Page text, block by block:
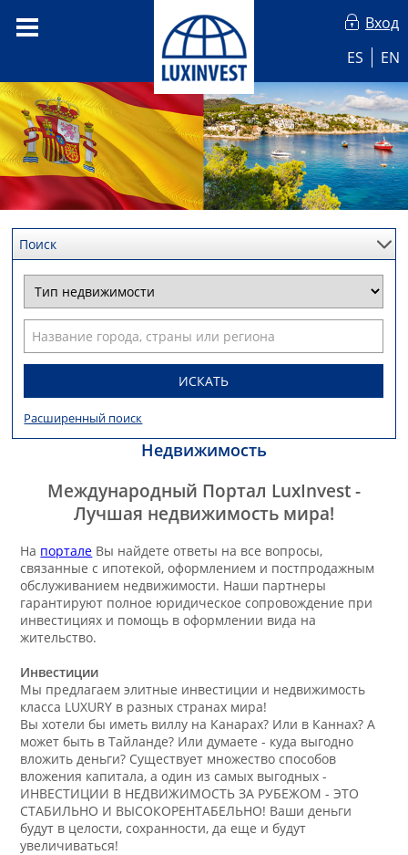
Вход
ES
EN
Поиск
ИСКАТЬ
Расширенный поиск
Недвижимость
Международный Портал LuxInvest -
Лучшая недвижимость мира!
На портале Вы найдете ответы на все вопросы,
связанные с ипотекой, оформлением и постпродажным
обслуживанием недвижимости. Наши партнеры
гарантируют полное юридическое сопровождение при
инвестициях и помощь в оформлении вида на
жительство.
Инвестиции
Мы предлагаем элитные инвестиции и недвижимость
класса LUXURY в разных странах мира!
Вы хотели бы иметь виллу на Канарах? Или в Каннах? А
может быть в Тайланде? Или думаете - куда выгодно
вложить деньги? Существует множество способов
вложения капитала, а один из самых выгодных -
ИНВЕСТИЦИИ В НЕДВИЖИМОСТЬ ЗА РУБЕЖОМ - ЭТО
СТАБИЛЬНО И ВЫСОКОРЕНТАБЕЛЬНО! Ваши деньги
будут в целости, сохранности, да еще и будут
увеличиваться!